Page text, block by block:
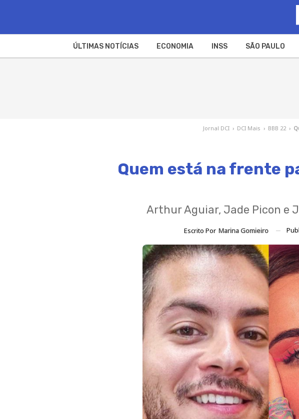
ÚLTIMAS NOTÍCIAS ECONOMIA INSS SÃO PAULO
Jornal DCI › DCI Mais › BBB 22 ›
Quem está na frente
Arthur Aguiar, Jade Picon e
Escrito Por Marina Gomieiro